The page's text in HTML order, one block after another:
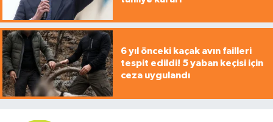
6 yıl önceki kaçak avın failleri
tespit edildi! 5 yaban keçisi için
ceza uygulandı